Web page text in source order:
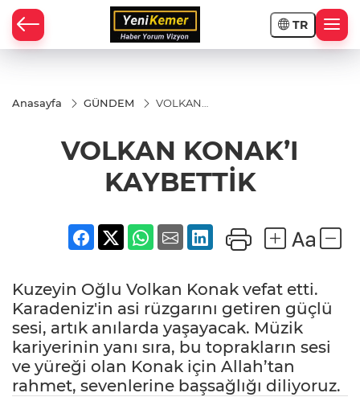
TR
Anasayfa GÜNDEM
VOLKAN
VOLKAN KONAK’I
KAYBETTİK
Kuzeyin Oğlu Volkan Konak vefat etti.
Karadeniz'in asi rüzgarını getiren güçlü
sesi, artık anılarda yaşayacak. Müzik
kariyerinin yanı sıra, bu toprakların sesi
ve yüreği olan Konak için Allah’tan
rahmet, sevenlerine başsağlığı diliyoruz.